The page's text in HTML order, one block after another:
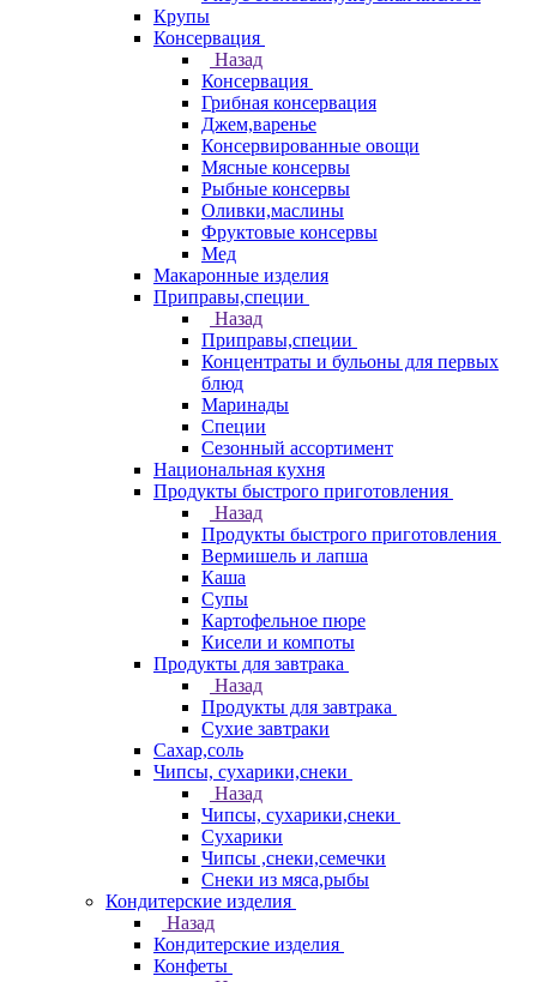
Крупы
Консервация
Назад
Консервация
Грибная консервация
Джем,варенье
Консервированные овощи
Мясные консервы
Рыбные консервы
Оливки,маслины
Фруктовые консервы
Мед
Макаронные изделия
Приправы,специи
Назад
Приправы,специи
Концентраты и бульоны для первых
блюд
Маринады
Специи
Сезонный ассортимент
Национальная кухня
Продукты быстрого приготовления
Назад
Продукты быстрого приготовления
Вермишель и лапша
Каша
Супы
Картофельное пюре
Кисели и компоты
Продукты для завтрака
Назад
Продукты для завтрака
Сухие завтраки
Сахар,соль
Чипсы, сухарики,снеки
Назад
Чипсы, сухарики,снеки
Сухарики
Чипсы ,снеки,семечки
Снеки из мяса,рыбы
Кондитерские изделия
Назад
Кондитерские изделия
Конфеты